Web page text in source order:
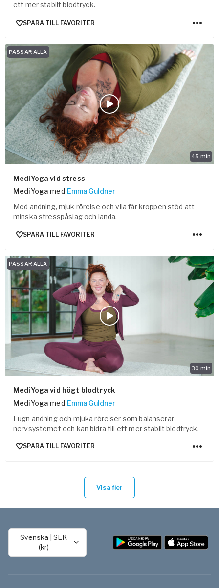
ett mer stabilt blodtryck.
SPARA TILL FAVORITER
45 min
PASSAR ALLA
MediYoga vid stress
MediYoga med Emma Guldner
Med andning, mjuk rörelse och vila får kroppen stöd att
minska stresspåslag och landa.
SPARA TILL FAVORITER
30 min
PASSAR ALLA
MediYoga vid högt blodtryck
MediYoga med Emma Guldner
Lugn andning och mjuka rörelser som balanserar
nervsystemet och kan bidra till ett mer stabilt blodtryck.
SPARA TILL FAVORITER
Visa fler
Svenska |SEK
(kr)